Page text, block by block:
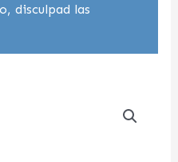
disculpad las